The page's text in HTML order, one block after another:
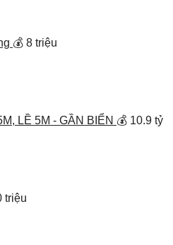
💰 8 triệu
LỀ 5M - GẦN BIỂN 💰 10.9 tỷ
triệu